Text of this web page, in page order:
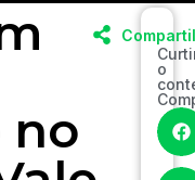
no
o